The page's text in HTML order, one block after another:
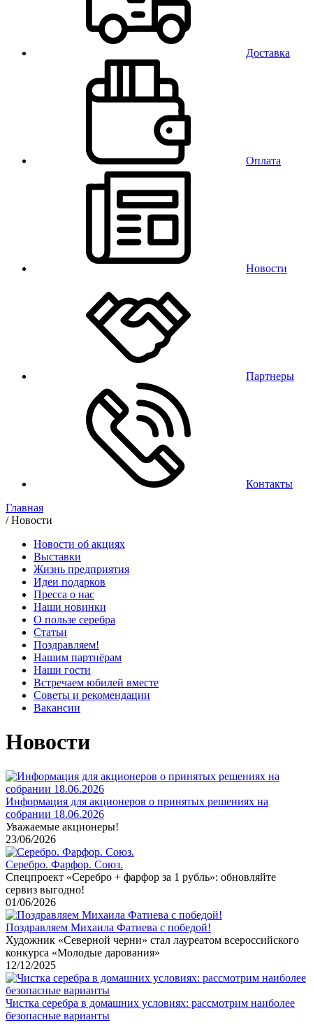
Доставка
Оплата
Новости
Партнеры
Контакты
Главная
/Новости
Новости об акциях
Выставки
Жизнь предприятия
Идеи подарков
Пресса о нас
Наши новинки
О пользе серебра
Статьи
Поздравляем!
Нашим партнёрам
Наши гости
Встречаем юбилей вместе
Советы и рекомендации
Вакансии
Новости
Информация для акционеров о принятых решениях на
собрании 18.06.2026
Уважаемые акционеры!
23/06/2026
Серебро. Фарфор. Союз.
Спецпроект «Серебро + фарфор за 1 рубль»: обновляйте
сервиз выгодно!
01/06/2026
Поздравляем Михаила Фатиева c победой!
Художник «Северной черни» стал лауреатом всероссийского
конкурса «Молодые дарования»
12/12/2025
Чистка серебра в домашних условиях: рассмотрим наиболее
безопасные варианты